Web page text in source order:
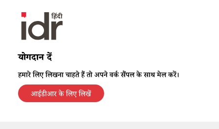
योगदान दें
हमारे लिए लिखना चाहते हैं तो अपने वर्क सैंपल के साथ मेल करें।
आईडीआर के लिए लिखें